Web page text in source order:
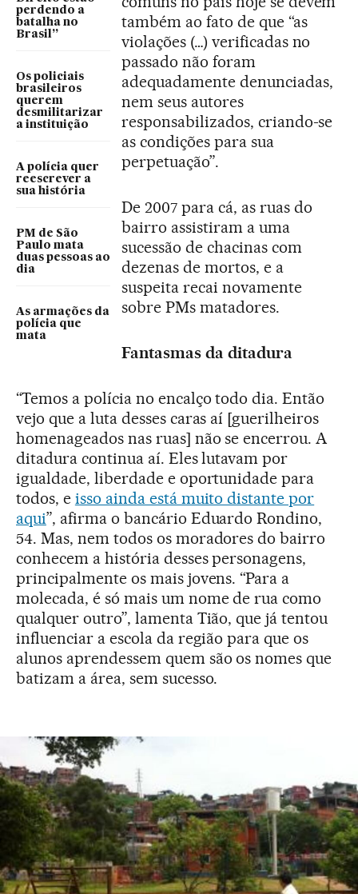
perdendo a
batalha no
Brasil”
Os policiais
brasileiros
querem
desmilitarizar
a instituição
A polícia quer
reescrever a
sua história
PM de São
Paulo mata
duas pessoas ao
dia
As armações da
polícia que
mata
também ao fato de que “as
violações (…) verificadas no
passado não foram
adequadamente denunciadas,
nem seus autores
responsabilizados, criando-se
as condições para sua
perpetuação”.
De 2007 para cá, as ruas do
bairro assistiram a uma
sucessão de chacinas com
dezenas de mortos, e a
suspeita recai novamente
sobre PMs matadores.
Fantasmas da ditadura
“Temos a polícia no encalço todo dia. Então
vejo que a luta desses caras aí [guerilheiros
homenageados nas ruas] não se encerrou. A
ditadura continua aí. Eles lutavam por
igualdade, liberdade e oportunidade para
todos, e isso ainda está muito distante por
aqui”, afirma o bancário Eduardo Rondino,
54. Mas, nem todos os moradores do bairro
conhecem a história desses personagens,
principalmente os mais jovens. “Para a
molecada, é só mais um nome de rua como
qualquer outro”, lamenta Tião, que já tentou
influenciar a escola da região para que os
alunos aprendessem quem são os nomes que
batizam a área, sem sucesso.